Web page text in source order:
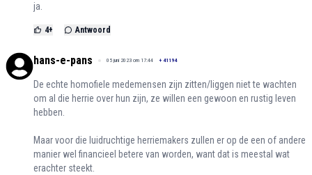
ja.
4+ Antwoord
hans-e-pans 05 juni 2023 om 17:44 + 41194
De echte homofiele medemensen zijn zitten/liggen niet te wachten
om al die herrie over hun zijn, ze willen een gewoon en rustig leven
hebben.
Maar voor die luidruchtige herriemakers zullen er op de een of andere
manier wel financieel betere van worden, want dat is meestal wat
erachter steekt.